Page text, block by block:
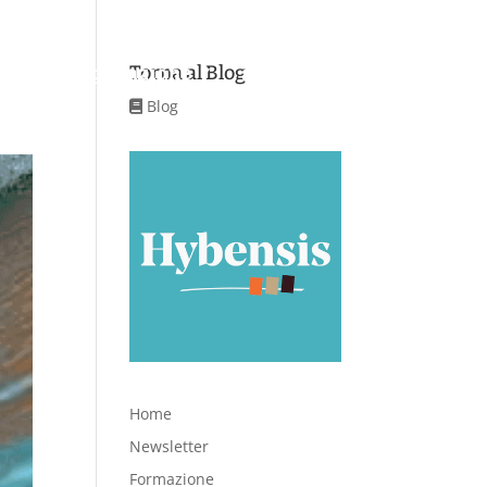
Aree di applicazione
Torna al Blog
Blog
Home
Newsletter
Formazione